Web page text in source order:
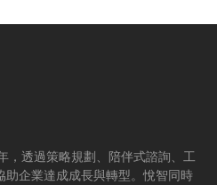
，透過策略規劃、陪伴式諮詢、工
企業達成成長與轉型。悅智同時